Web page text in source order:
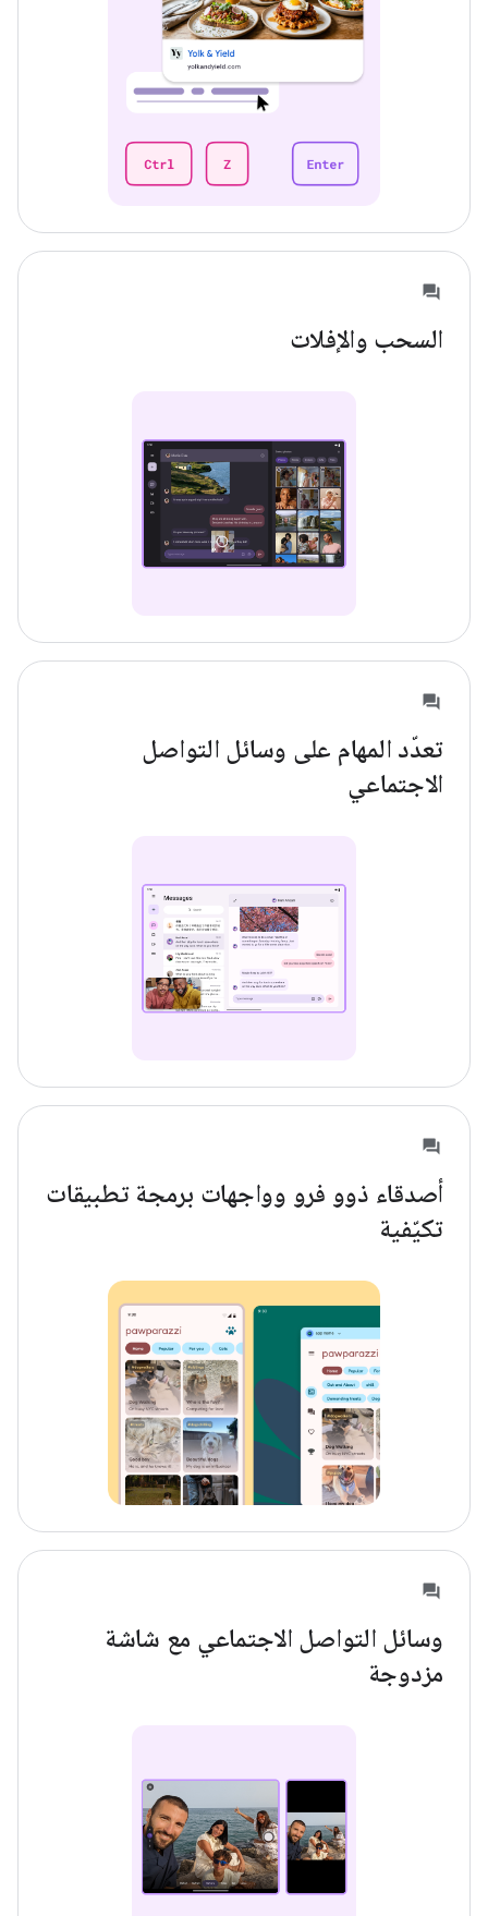
السحب والإفلات
تعدّد المهام على وسائل التواصل
الاجتماعي
أصدقاء ذوو فرو وواجهات برمجة تطبيقات
تكيّفية
وسائل التواصل الاجتماعي مع شاشة
مزدوجة